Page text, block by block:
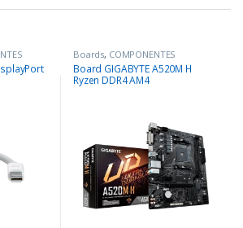
Boards, COMPONENTES
Board GIGABYTE A520M H
Ryzen DDR4 AM4